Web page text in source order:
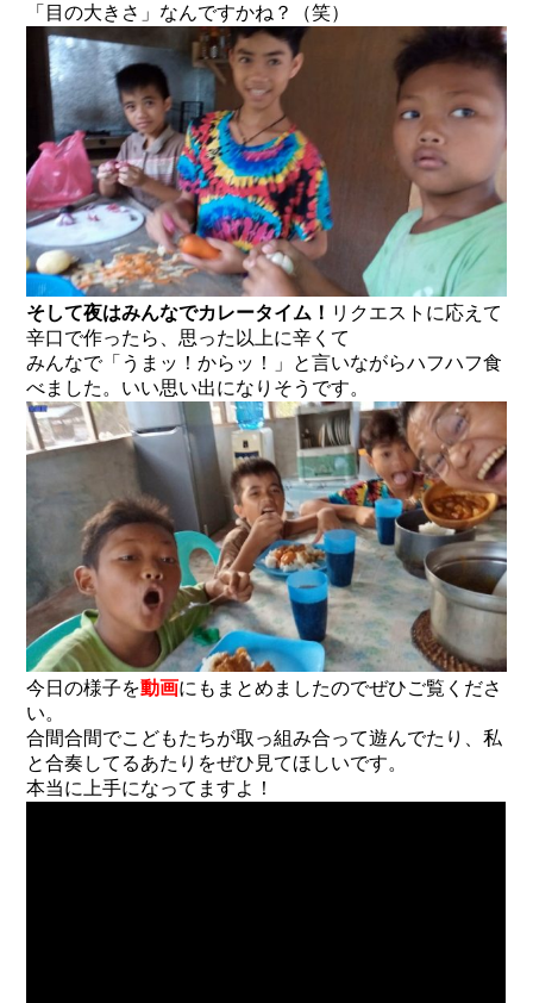
「目の大きさ」なんですかね？（笑）
そして夜はみんなでカレータイム！ リクエストに応えて
辛口で作ったら、思った以上に辛くて
みんなで「うまッ！からッ！」と言いながらハフハフ食
べました。いい思い出になりそうです。
今日の様子を動画にもまとめましたのでぜひご覧くださ
い。
合間合間でこどもたちが取っ組み合って遊んでたり、私
と合奏してるあたりをぜひ見てほしいです。
本当に上手になってますよ！